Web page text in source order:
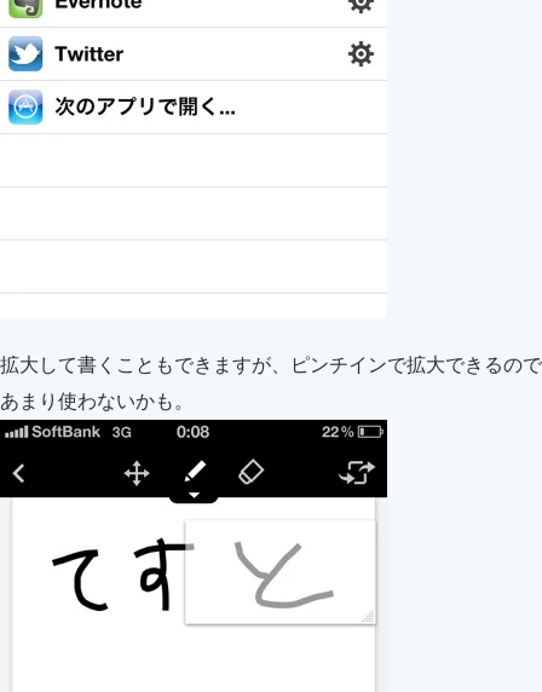
拡大して書くこともできますが、ピンチインで拡大できるので
あまり使わないかも。